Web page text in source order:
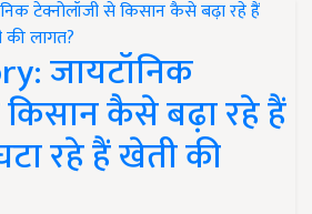
जायटॉनिक
कैसे बढ़ा रहे हैं
रहे हैं खेती की